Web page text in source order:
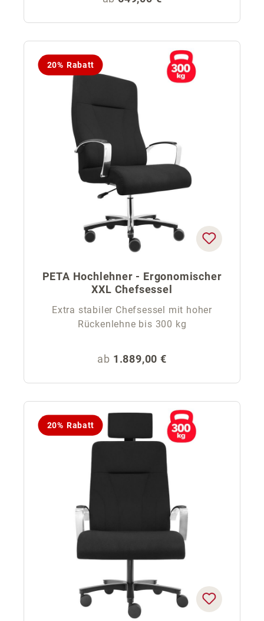
20% Rabatt
PETA Hochlehner - Ergonomischer
XXL Chefsessel
Extra stabiler Chefsessel mit hoher
Rückenlehne bis 300 kg
Regulärer Preis:
ab 1.889,00 €
20% Rabatt